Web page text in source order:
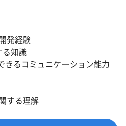
発経験
る知識
きるコミュニケーション能力
する理解